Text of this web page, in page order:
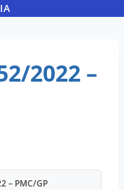
2022 –
– PMC/GP